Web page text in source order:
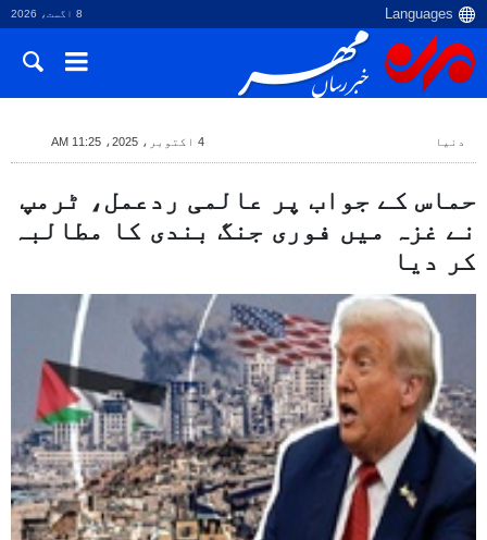
8 اگست، 2026
دنیا 4 اکتوبر، 2025، 11:25 AM
حماس کے جواب پر عالمی ردعمل، ٹرمپ
نے غزہ میں فوری جنگ بندی کا مطالبہ
کر دیا